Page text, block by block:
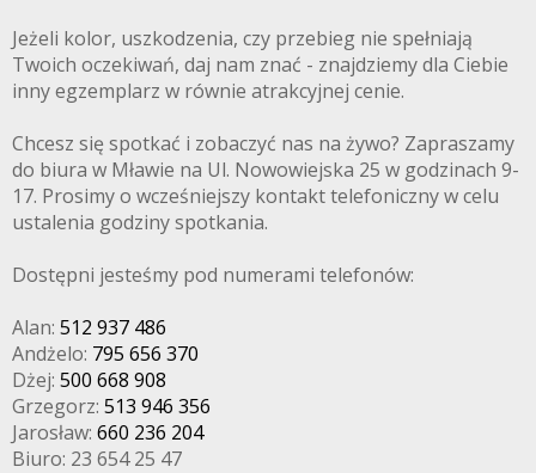
Jeżeli kolor, uszkodzenia, czy przebieg nie spełniają
Twoich oczekiwań, daj nam znać - znajdziemy dla Ciebie
inny egzemplarz w równie atrakcyjnej cenie.
Chcesz się spotkać i zobaczyć nas na żywo? Zapraszamy
do biura w Mławie na Ul. Nowowiejska 25 w godzinach 9-
17. Prosimy o wcześniejszy kontakt telefoniczny w celu
ustalenia godziny spotkania.
Dostępni jesteśmy pod numerami telefonów:
Alan: 512 937 486
Andżelo: 795 656 370
Dżej: 500 668 908
Grzegorz: 513 946 356
Jarosław: 660 236 204
Biuro: 23 654 25 47